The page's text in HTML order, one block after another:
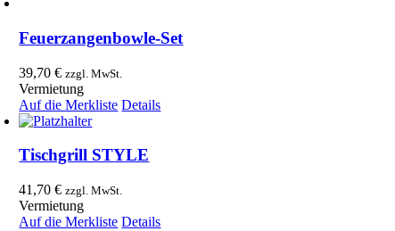
Feuerzangenbowle-Set
39,70€ zzgl. MwSt.
Vermietung
Auf die Merkliste Details
Tischgrill STYLE
41,70€ zzgl. MwSt.
Vermietung
Auf die Merkliste Details